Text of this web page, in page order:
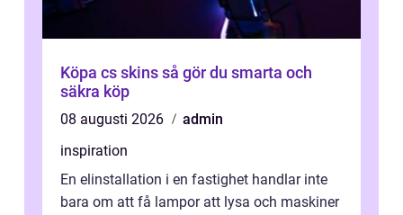
Köpa cs skins så gör du smarta och
säkra köp
08 augusti 2026
admin
inspiration
En elinstallation i en fastighet handlar inte
bara om att få lampor att lysa och maskiner